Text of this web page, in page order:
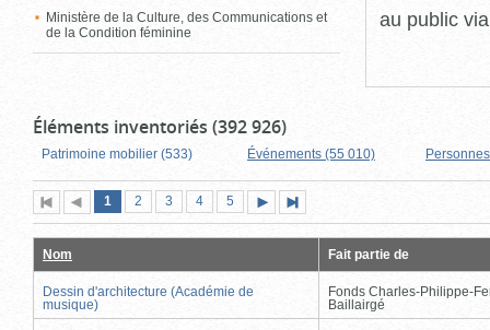
Ministère de la Culture, des Communications et
de la Condition féminine
au public
Éléments inventoriés (392 926)
Patrimoine mobilier (533) Événements (55 010)
Première
page
Page
précédente
Page
1 (page
actuelle)
Page
2 Page
3 Page
4 Page
5
suivante
page
Nom Fait partie de
Dessin d'architecture (Académie de
musique)
Fonds Charles-Philippe-
Baillairgé